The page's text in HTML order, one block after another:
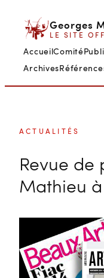
contenu
Georges
LE SITE
AccueilComité
Archives
ACTUALITÉS
Revue de
Mathieu